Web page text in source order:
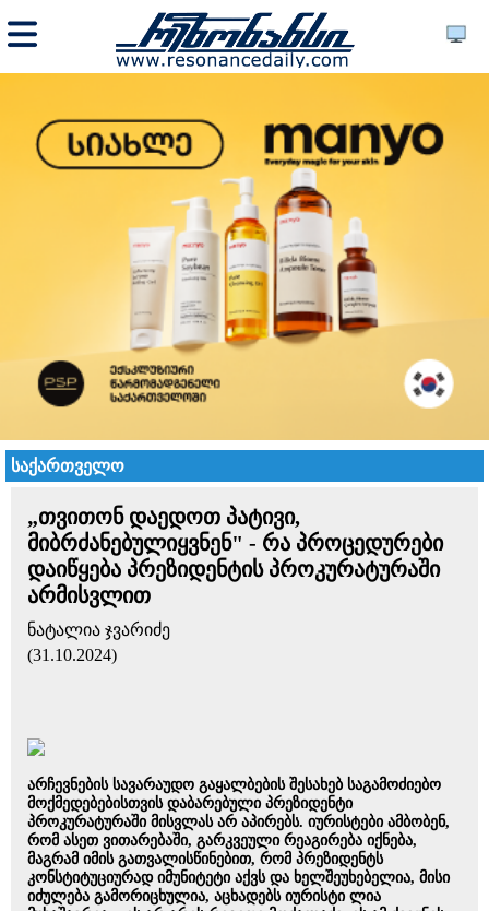
საქართველო
„თვითონ დაედოთ პატივი,
მიბრძანებულიყვნენ" - რა პროცედურები
დაიწყება პრეზიდენტის პროკურატურაში
არმისვლით
ნატალია ჯვარიძე
(31.10.2024)
არჩევნების სავარაუდო გაყალბების შესახებ საგამოძიებო
მოქმედებებისთვის დაბარებული პრეზიდენტი
პროკურატურაში მისვლას არ აპირებს. იურისტები ამბობენ,
რომ ასეთ ვითარებაში, გარკვეული რეაგირება იქნება,
მაგრამ იმის გათვალისწინებით, რომ პრეზიდენტს
კონსტიტუციურად იმუნიტეტი აქვს და ხელშეუხებელია, მისი
იძულება გამორიცხულია, აცხადებს იურისტი ლია